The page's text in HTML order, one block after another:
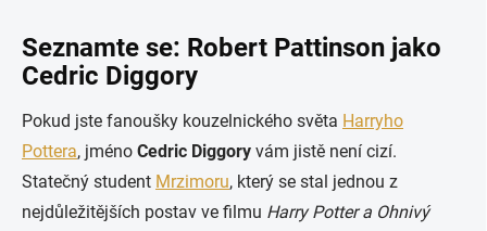
Seznamte se: Robert Pattinson jako
Cedric Diggory
Pokud jste fanoušky kouzelnického světa Harryho
Pottera, jméno Cedric Diggory vám jistě není cizí.
Statečný student Mrzimoru, který se stal jednou z
nejdůležitějších postav ve filmu Harry Potter a Ohnivý